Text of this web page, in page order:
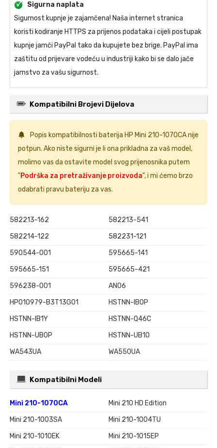
Sigurna naplata
Sigurnost kupnje je zajamčena! Naša internet stranica
koristi kodiranje HTTPS za prijenos podataka i cijeli postupak
kupnje jamči PayPal tako da kupujete bez brige. PayPal ima
zaštitu od prijevare vodeću u industriji kako bi se dalo jače
jamstvo za vašu sigurnost.
Kompatibilni Brojevi Dijelova
Popis kompatibilnosti baterija HP Mini 210-1070CAnije
potpun. Ako niste sigurni je li ona prikladna za vaš model,
molimo vas da ostavite model svog prijenosnika putem
"Podrška za pretraživanje proizvoda", i mi ćemo brzo
odabrati pravu bateriju za vas.
582213-162
582213-541
582214-122
582231-121
590544-001
595665-141
595665-151
595665-421
596238-001
AN06
HP010979-B3T13G01
HSTNN-IB0P
HSTNN-IB1Y
HSTNN-Q46C
HSTNN-UB0P
HSTNN-UB1O
WA543UA
WA550UA
Kompatibilni Modeli
Mini 210-1070CA
Mini 210 HD Edition
Mini 210-1003SA
Mini 210-1004TU
Mini 210-1010EK
Mini 210-1015EP